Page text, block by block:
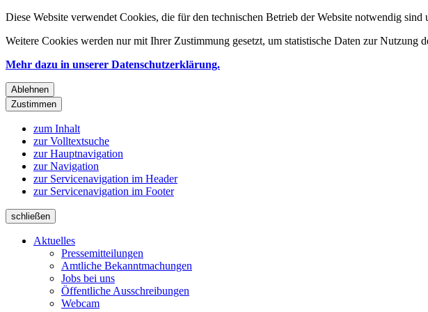
Diese Website verwendet Cookies, die für den technischen Betrieb der Website notwendig sind
Weitere Cookies werden nur mit Ihrer Zustimmung gesetzt, um statistische Daten zur Nutzung
Mehr dazu in unserer Datenschutzerklärung.
Ablehnen
Zustimmen
zum Inhalt
zur Volltextsuche
zur Hauptnavigation
zur Navigation
zur Servicenavigation im Header
zur Servicenavigation im Footer
schließen
Aktuelles
Pressemitteilungen
Amtliche Bekanntmachungen
Jobs bei uns
Öffentliche Ausschreibungen
Webcam